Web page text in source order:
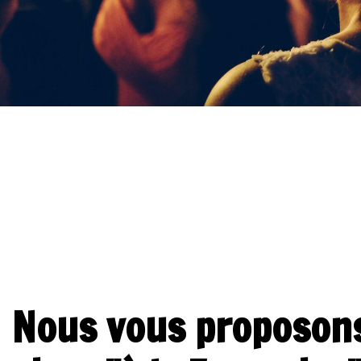
Nous vous